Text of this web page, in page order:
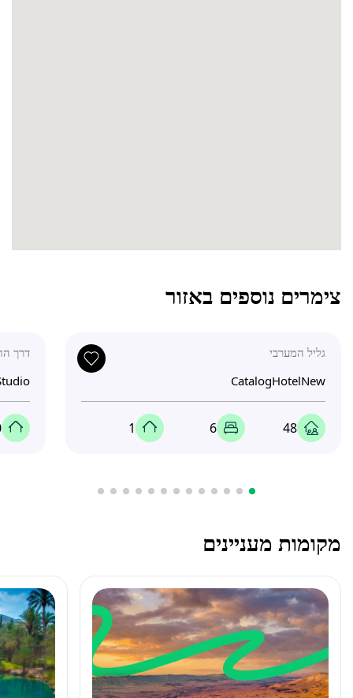
צימרים נוספים באזור
גליל המערבי
CatalogHotelNew
48
6
1
דרך
מקומות מעניינים